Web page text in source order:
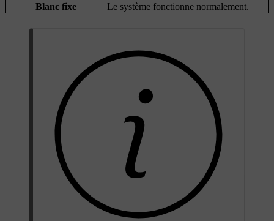
Blanc fixe
Le système fonctionne normalement.